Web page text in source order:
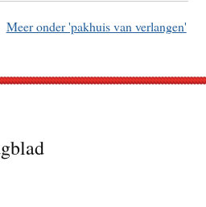
Meer onder 'pakhuis van verlangen'